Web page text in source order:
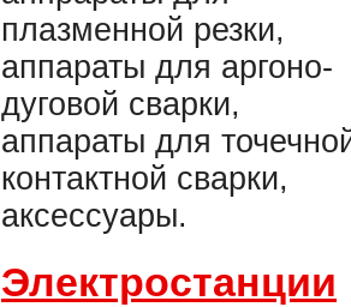
плазменной резки,
аппараты для аргоно-
дуговой сварки,
аппараты для
контактной сварки,
аксессуары.
Электростанции